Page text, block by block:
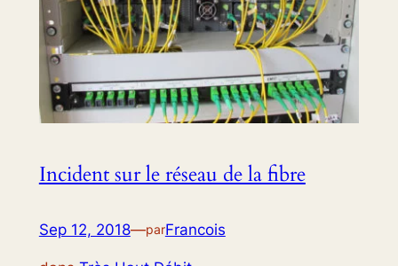
Incident sur le réseau de la fibre
Sep 12, 2018—parFrancois